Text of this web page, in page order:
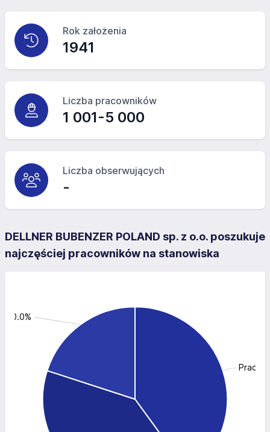
Rok założenia
1941
Liczba pracowników
1 001-5 000
Liczba obserwujących
-
DELLNER BUBENZER POLAND sp. z o.o. poszukuje
najczęściej pracowników na stanowiska
20.0%